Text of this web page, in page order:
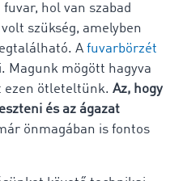
hol van szabad
szükség, amelyben
A fuvarbörzét
Magunk mögött hagyva
ezen ötleteltünk. Az, hogy
és az ágazat
önmagában is fontos